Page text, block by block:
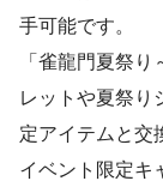
手可能です。
「雀龍門夏祭
レットや夏祭り
定アイテムと交
イベント限定キ